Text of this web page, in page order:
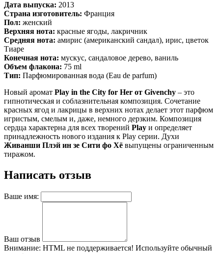
Дата выпуска: 2013
Страна изготовитель: Франция
Пол: женский
Верхняя нота: красные ягоды, лакричник
Средняя нота: амирис (американский сандал), ирис, цветок
Тиаре
Конечная нота: мускус, сандаловое дерево, ваниль
Объем флакона: 75 ml
Тип: Парфюмированная вода (Eau de parfum)
Новый аромат Play in the City for Her от Givenchy – это
гипнотическая и соблазнительная композиция. Сочетание
красных ягод и лакрицы в верхних нотах делает этот парфюм
игристым, смелым и, даже, немного дерзким. Композиция
сердца характерна для всех творений Play и определяет
принадлежность нового издания к Play серии. Духи
Живанши Плэй ин зе Сити фо Хё выпущены ограниченным
тиражом.
Написать отзыв
Ваше имя:
Ваш отзыв
Внимание: HTML не поддерживается! Используйте обычный